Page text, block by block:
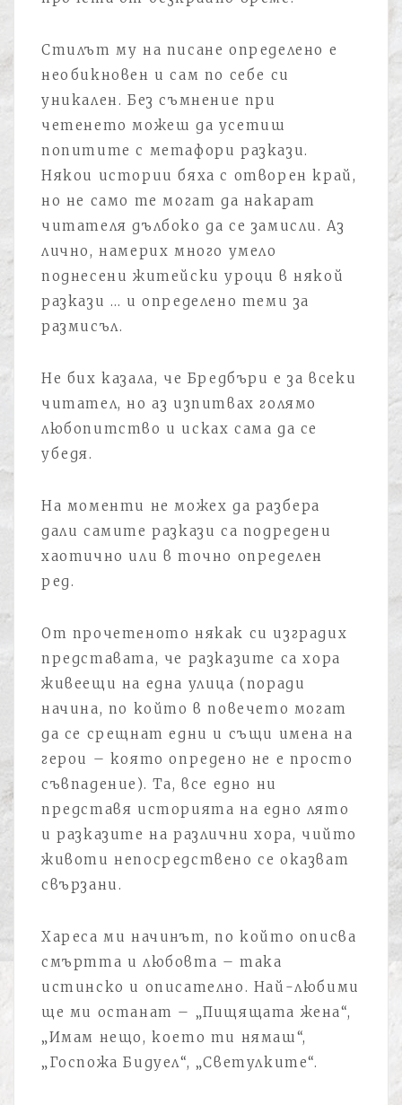
Стилът му на писане определено е
необикновен и сам по себе си
уникален. Без съмнение при
четенето можеш да усетиш
попитите с метафори разкази.
Някои истории бяха с отворен край,
но не само те могат да накарат
читателя дълбоко да се замисли. Аз
лично, намерих много умело
поднесени житейски уроци в някой
разкази … и определено теми за
размисъл.
Не бих казала, че Бредбъри е за всеки
читател, но аз изпитвах голямо
любопитство и исках сама да се
убедя.
На моменти не можех да разбера
дали самите разкази са подредени
хаотично или в точно определен
ред.
От прочетеното някак си изградих
представата, че разказите са хора
живеещи на една улица (поради
начина, по който в повечето могат
да се срещнат едни и същи имена на
герои – която опредено не е просто
съвпадение). Та, все едно ни
представя историята на едно лято
и разказите на различни хора, чийто
животи непосредствено се оказват
свързани.
Хареса ми начинът, по който описва
смъртта и любовта – така
истинско и описателно. Най-любими
ще ми останат – „Пищящата жена“,
„Имам нещо, което ти нямаш“,
„Госпожа Бидуел“, „Светулките“.